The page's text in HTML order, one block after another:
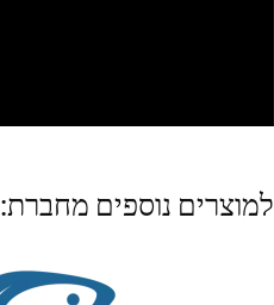
למוצרים נוספים מחברת: